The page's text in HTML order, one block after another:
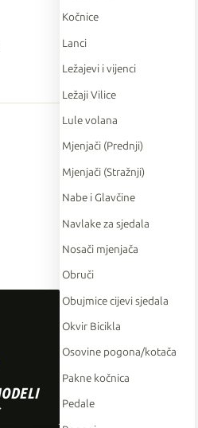
Kočnice
Lanci
Ležajevi i vijenci
Ležaji Vilice
Lule volana
Mjenjači (Prednji)
Mjenjači (Stražnji)
Nabe i Glavčine
Navlake za sjedala
Nosači mjenjača
Obruči
Obujmice cijevi sjedala
Okvir Bicikla
Osovine pogona/kotača
Pakne kočnica
Pedale